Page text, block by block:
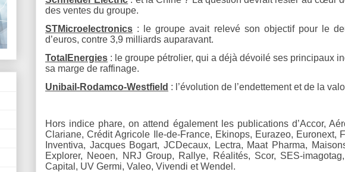
des ventes du groupe.
STMicroelectronics : le groupe avait relevé son objectif pour le
d’euros, contre 3,9 milliards auparavant.
TotalEnergies : le groupe pétrolier, qui a déjà dévoilé ses principaux
sa marge de raffinage.
Unibail-Rodamco-Westfield : l’évolution de l’endettement et de la
Hors indice phare, on attend également les publications d’Accor,
Clariane, Crédit Agricole Ile-de-France, Ekinops, Eurazeo, Euronext,
Inventiva, Jacques Bogart, JCDecaux, Lectra, Maat Pharma,
Explorer, Neoen, NRJ Group, Rallye, Réalités, Scor, SES-
Capital, UV Germi, Valeo, Vivendi et Wendel.